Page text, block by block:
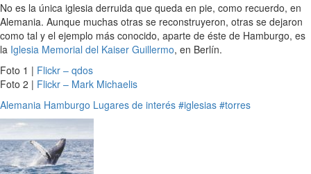
No es la única iglesia derruida que queda en pie, como recuerdo, en
Alemania. Aunque muchas otras se reconstruyeron, otras se dejaron
como tal y el ejemplo más conocido, aparte de éste de Hamburgo, es
la Iglesia Memorial del Kaiser Guillermo, en Berlín.
Foto 1 | Flickr – qdos
Foto 2 | Flickr – Mark Michaelis
Alemania Hamburgo Lugares de interés #iglesias #torres